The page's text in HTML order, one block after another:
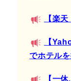
【楽
【
でホテル
【一